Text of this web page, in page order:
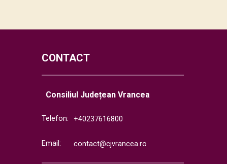
CONTACT
Consiliul Județean Vrancea
Telefon: +40237616800
Email: contact@cjvrancea.ro